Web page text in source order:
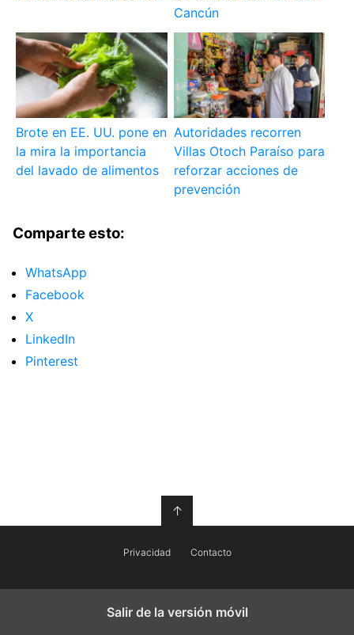
Cancún
Brote en EE. UU. pone en
la mira la importancia
del lavado de alimentos
Autoridades recorren
Villas Otoch Paraíso para
reforzar acciones de
prevención
Comparte esto:
WhatsApp
Facebook
X
LinkedIn
Pinterest
↑
Privacidad Contacto
Salir de la versión móvil